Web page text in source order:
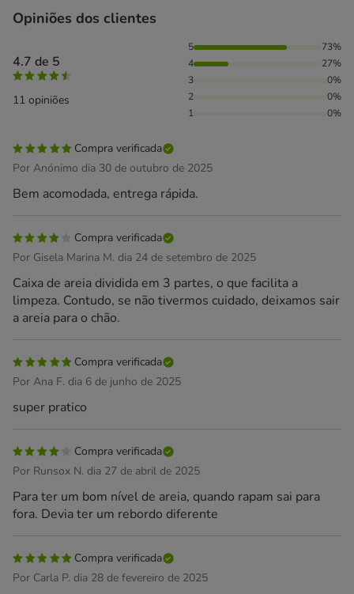
Opiniões dos clientes
4.7 de 5
11 opiniões
73% das pessoas avaliaram com 5 estrelas, 27% das
5
73%
4
27%
3
0%
2
0%
1
0%
Compra verificada
Por Anónimo dia 30 de outubro de 2025
Bem acomodada, entrega rápida.
Compra verificada
Por Gisela Marina M. dia 24 de setembro de 2025
Caixa de areia dividida em 3 partes, o que facilita a
limpeza. Contudo, se não tivermos cuidado, deixamos sair
a areia para o chão.
Compra verificada
Por Ana F. dia 6 de junho de 2025
super pratico
Compra verificada
Por Runsox N. dia 27 de abril de 2025
Para ter um bom nível de areia, quando rapam sai para
fora. Devia ter um rebordo diferente
Compra verificada
Por Carla P. dia 28 de fevereiro de 2025